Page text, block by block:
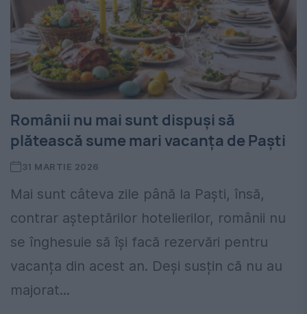
Românii nu mai sunt dispuși să
plătească sume mari vacanța de Paști
31 MARTIE 2026
Mai sunt câteva zile până la Paști, însă,
contrar așteptărilor hotelierilor, românii nu
se înghesuie să își facă rezervări pentru
vacanța din acest an. Deși susțin că nu au
majorat...